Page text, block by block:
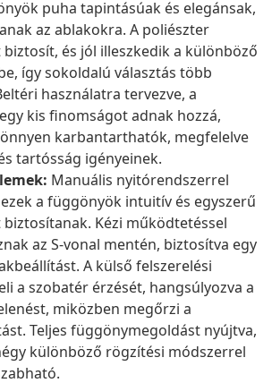
puha tapintásúak és elegánsak,
az ablakokra. A poliészter
és jól illeszkedik a különböző
így sokoldalú választás több
használatra tervezve, a
kis finomságot adnak hozzá,
karbantarthatók, megfelelve
tartósság igényeinek.
Manuális nyitórendszerrel
a függönyök intuitív és egyszerű
Kézi működtetéssel
az S-vonal mentén, biztosítva egy
A külső felszerelési
a szobatér érzését, hangsúlyozva a
miközben megőrzi a
Teljes függönymegoldást nyújtva,
különböző rögzítési módszerrel